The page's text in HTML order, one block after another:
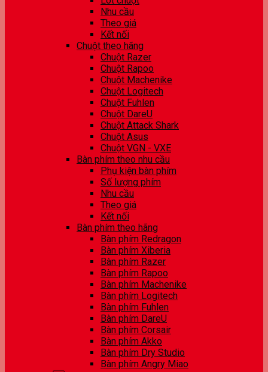
Nhu cầu
Theo giá
Kết nối
Chuột theo hãng
Chuột Razer
Chuột Rapoo
Chuột Machenike
Chuột Logitech
Chuột Fuhlen
Chuột DareU
Chuột Attack Shark
Chuột Asus
Chuột VGN - VXE
Bàn phím theo nhu cầu
Phụ kiện bàn phím
Số lượng phím
Nhu cầu
Theo giá
Kết nối
Bàn phím theo hãng
Bàn phím Redragon
Bàn phím Xiberia
Bàn phím Razer
Bàn phím Rapoo
Bàn phím Machenike
Bàn phím Logitech
Bàn phím Fuhlen
Bàn phím DareU
Bàn phím Corsair
Bàn phím Akko
Bàn phím Dry Studio
Bàn phím Angry Miao